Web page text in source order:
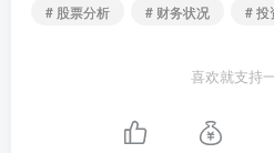
# 股票分析
# 财务状况 # 投
喜欢就支持